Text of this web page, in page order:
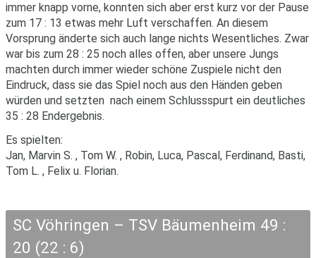
immer knapp vorne, konnten sich aber erst kurz vor der Pause
zum 17 : 13 etwas mehr Luft verschaffen. An diesem
Vorsprung änderte sich auch lange nichts Wesentliches. Zwar
war bis zum 28 : 25 noch alles offen, aber unsere Jungs
machten durch immer wieder schöne Zuspiele nicht den
Eindruck, dass sie das Spiel noch aus den Händen geben
würden und setzten nach einem Schlussspurt ein deutliches
35 : 28 Endergebnis.
Es spielten:
Jan, Marvin S. , Tom W. , Robin, Luca, Pascal, Ferdinand, Basti,
Tom L. , Felix u. Florian.
SC Vöhringen – TSV Bäumenheim 49 :
20 (22 : 6)